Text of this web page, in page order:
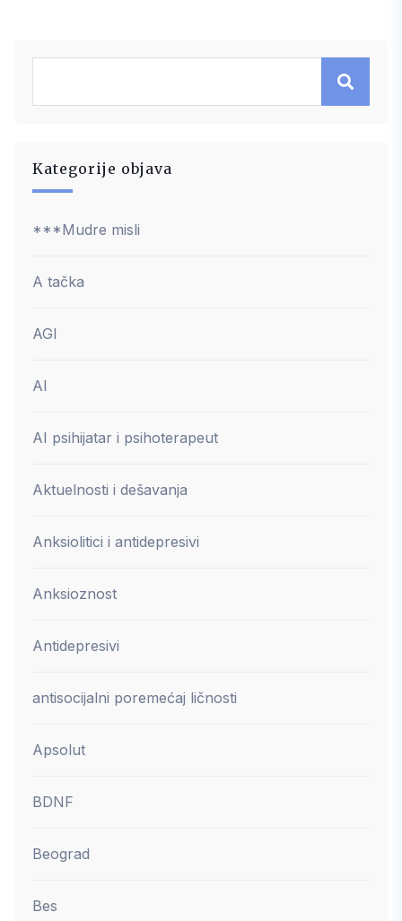
Kategorije objava
***Mudre misli
A tačka
AGI
AI
AI psihijatar i psihoterapeut
Aktuelnosti i dešavanja
Anksiolitici i antidepresivi
Anksioznost
Antidepresivi
antisocijalni poremećaj ličnosti
Apsolut
BDNF
Beograd
Bes